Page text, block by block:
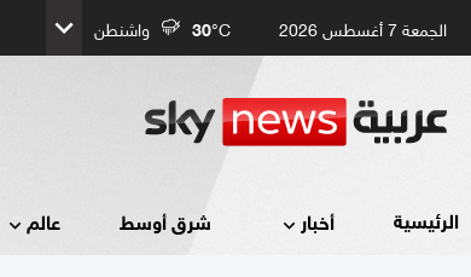
الجمعة 7 أغسطس 2026 30°C واشنطن
الرئيسية أخبار شرق أوسط عالم